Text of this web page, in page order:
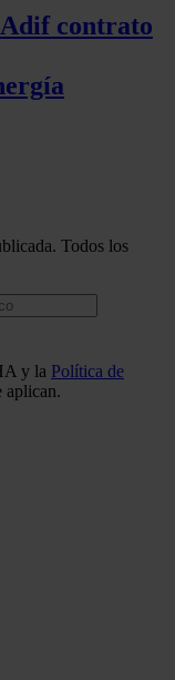
contrato
Todos los
y la Política de
aplican.